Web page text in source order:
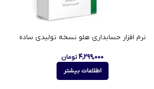
نرم افزار حسابداری هلو نسخه تولیدی ساده
۴,۲۹۹,۰۰۰تومان
اطلاعات بیشتر